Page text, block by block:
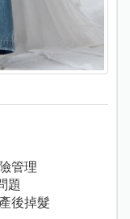
管理
題
後掉髮